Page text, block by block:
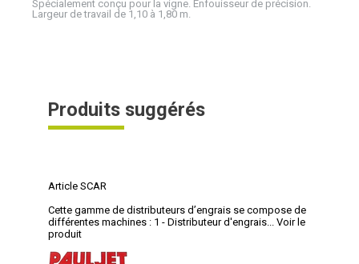
Spécialement conçu pour la vigne. Enfouisseur de précision.
Largeur de travail de 1,10 à 1,80 m.
Produits suggérés
Article SCAR
Cette gamme de distributeurs d’engrais se compose de
différentes machines : 1 - Distributeur d'engrais...
Voir le
produit